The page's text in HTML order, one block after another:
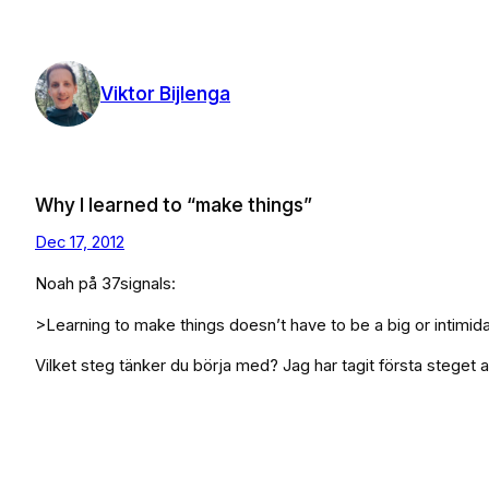
content
Viktor Bijlenga
Why I learned to “make things”
Dec 17, 2012
Noah på 37signals:
>Learning to make things doesn’t have to be a big or
Vilket steg tänker du börja med? Jag har tagit första steget